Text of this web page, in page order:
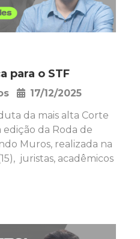
para o STF
17/12/2025
da mais alta Corte
edição da Roda de
Muros, realizada na
juristas, acadêmicos